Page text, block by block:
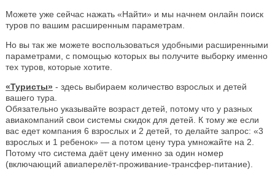
Можете уже сейчас нажать «Найти» и мы начнем онлайн поиск
туров по вашим расширенным параметрам.
Но вы так же можете воспользоваться удобными расширенными
параметрами, с помощью которых вы получите выборку именно
тех туров, которые хотите.
«Туристы» - здесь выбираем количество взрослых и детей
вашего тура.
Обязательно указывайте возраст детей, потому что у разных
авиакомпаний свои системы скидок для детей. К тому же если
вас едет компания 6 взрослых и 2 детей, то делайте запрос: «3
взрослых и 1 ребенок» — а потом цену тура умножайте на 2.
Потому что система даёт цену именно за один номер
(включающий авиаперелёт-проживание-трансфер-питание).